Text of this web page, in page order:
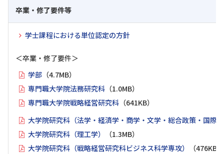
卒業・修了要件等
学士課程における単位認定の方針
＜卒業・修了要件＞
学部 （4.7MB）
専門職大学院法務研究科 （1.0MB）
専門職大学院戦略経営研究科 （641KB）
大学院研究科（法学・経済学・商学・文学・総合政策・国際
大学院研究科（理工学）
（1.3MB）
大学院研究科（戦略経営研究科ビジネス科学専攻）
（476KB）